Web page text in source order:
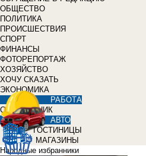
ОБЩЕСТВО
ПОЛИТИКА
ПРОИСШЕСТВИЯ
СПОРТ
ФИНАНСЫ
ФОТОРЕПОРТАЖ
ХОЗЯЙСТВО
ХОЧУ СКАЗАТЬ
ЭКОНОМИКА
РАБОТА
СПРАВОЧНИК
АВТО
ГОСТИНИЦЫ
МАГАЗИНЫ
Народные избранники